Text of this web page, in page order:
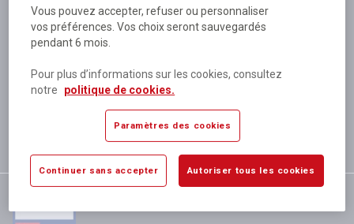
Plus de 180 personnes
à votre écoute
Plus de 80 000 références
disponibles
Expédition le jour même
si validation avant 12h
satisfaction totale
Vous pouvez accepter, refuser ou personnaliser
vos préférences. Vos choix seront sauvegardés
pendant 6 mois.
Pour plus d’informations sur les cookies, consultez
notre
politique de cookies.
Paramètres des cookies
Continuer sans accepter Autoriser tous les cookies